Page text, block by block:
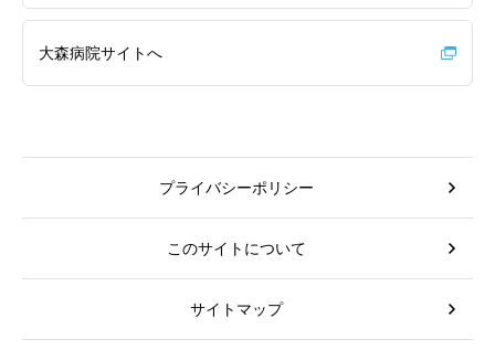
大森病院サイトへ
プライバシーポリシー
このサイトについて
サイトマップ